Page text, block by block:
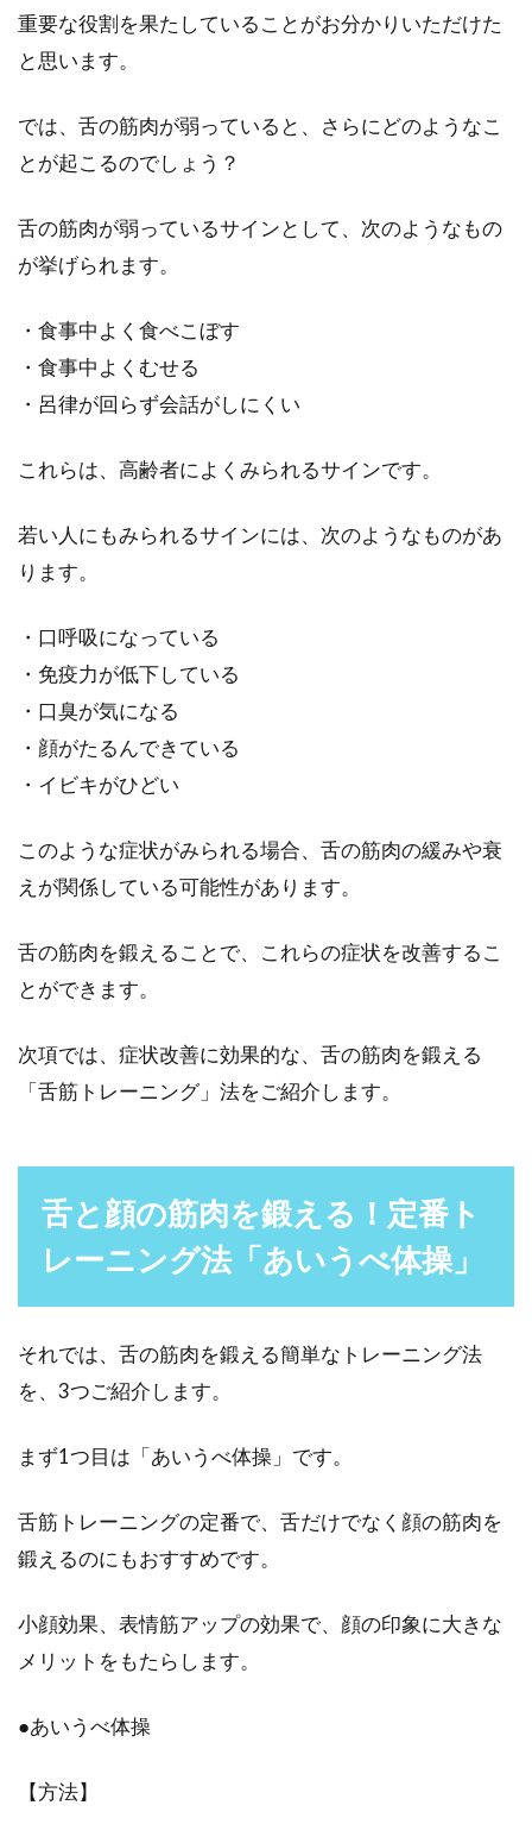
歯石除去を歯医者で受けよう！その
口臭の嫌な臭いや、歯茎からの出血はありませ
んか？もしかしたら、その原因は歯石にあるか
見！効果的に洗う方法は？
燃えるゴミの日に、ゴミをまとめて捨てたはず
なのに、「ゴミ箱自体が臭い…」というお悩み
いう方も多いと思います。そのため、使用して
ここのツボを押してみよう
きるのはまず無理でしょう。どんなに楽天的に
雑菌だらけ！？歯ブラシの除菌には
が、実は雑菌だらけになっているかもしれませ
ん。歯ブラシ...
清潔不潔の区別はどこでしてるの？
基準を知って清潔男子に！
人に会ったときに、パッと感じる印象は誰しも
や「何となく...
重要な役割を果たしていることがお分かりいただけた
と思います。
では、舌の筋肉が弱っていると、さらにどのようなこ
とが起こるのでしょう？
舌の筋肉が弱っているサインとして、次のようなもの
が挙げられます。
・食事中よく食べこぼす
・食事中よくむせる
・呂律が回らず会話がしにくい
これらは、高齢者によくみられるサインです。
若い人にもみられるサインには、次のようなものがあ
ります。
・口呼吸になっている
・免疫力が低下している
・口臭が気になる
・顔がたるんできている
・イビキがひどい
このような症状がみられる場合、舌の筋肉の緩みや衰
えが関係している可能性があります。
舌の筋肉を鍛えることで、これらの症状を改善するこ
とができます。
次項では、症状改善に効果的な、舌の筋肉を鍛える
「舌筋トレーニング」法をご紹介します。
舌と顔の筋肉を鍛える！定番ト
レーニング法「あいうべ体操」
それでは、舌の筋肉を鍛える簡単なトレーニング法
を、3つご紹介します。
まず1つ目は「あいうべ体操」です。
舌筋トレーニングの定番で、舌だけでなく顔の筋肉を
鍛えるのにもおすすめです。
小顔効果、表情筋アップの効果で、顔の印象に大きな
メリットをもたらします。
●あいうべ体操
【方法】